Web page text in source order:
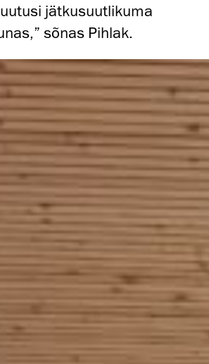
jätkusuutlikuma
sõnas Pihlak.